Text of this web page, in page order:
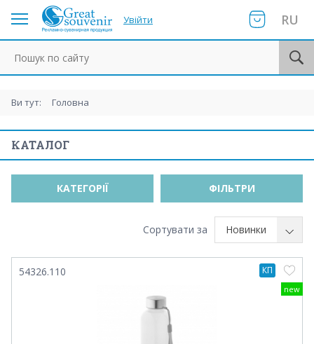
Увійти RU
Ви тут: Головна
КАТАЛОГ
КАТЕГОРІЇ ФІЛЬТРИ
Сортувати за Новинки
new
54326.110 КП